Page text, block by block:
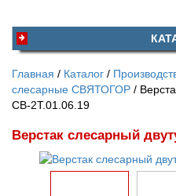
Главная Каталог
слесарные СВЯТОГОР
СВ-2Т.01.06.19
Верстак слесарный